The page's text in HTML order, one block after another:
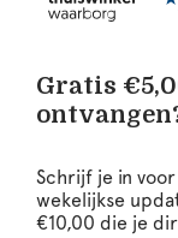
Gratis
Schrijf je in
wekelijkse
€10,00 die je